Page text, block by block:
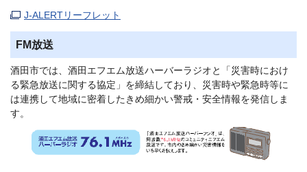
J-ALERTリーフレット
FM放送
酒田市では、酒田エフエム放送ハーバーラジオと「災害時におけ
る緊急放送に関する協定」を締結しており、災害時や緊急時等に
は連携して地域に密着したきめ細かい警戒・安全情報を発信しま
す。